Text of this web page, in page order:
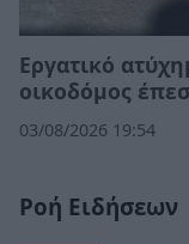
Εργατικό
οικοδόμος
03/08/2026 19:54
Ροή Ειδήσεων